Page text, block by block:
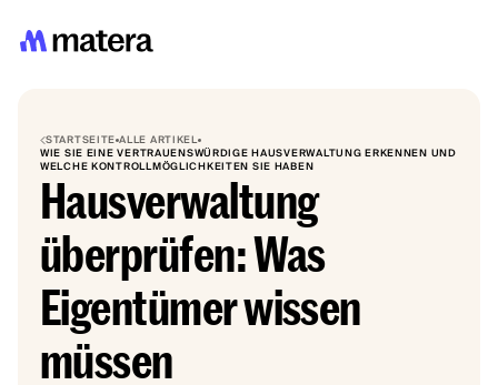
STARTSEITEALLE ARTIKEL
WIE SIE EINE VERTRAUENSWÜRDIGE HAUSVERWALTUNG ERKENNEN UND
WELCHE KONTROLLMÖGLICHKEITEN SIE HABEN
Hausverwaltung
überprüfen: Was
Eigentümer wissen
müssen